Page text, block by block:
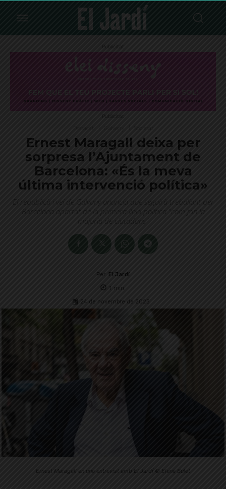
Publicitat
Publicitat
Ernest Maragall deixa per
sorpresa l’Ajuntament de
Barcelona: «És la meva
última intervenció política»
El republicà i veí de Galvany anuncia que seguirà treballant per
Barcelona apartat de la primera línia política "com fan la
majoria de ciutadans"
Per El Jardí
1 min.
24 de novembre de 2023
Ernest Maragall en una entrevist amb El Jardí © Elena Bulet